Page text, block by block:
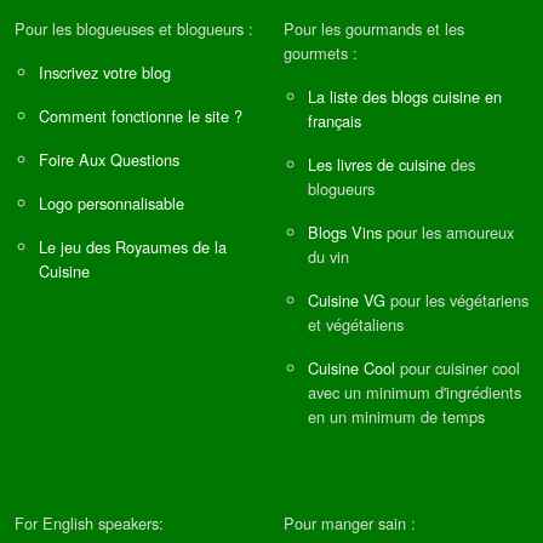
Pour les blogueuses et blogueurs :
Inscrivez votre blog
Comment fonctionne le site ?
Foire Aux Questions
Logo personnalisable
Le jeu des Royaumes de la
Cuisine
Pour les gourmands et les
gourmets :
La liste des blogs cuisine en
français
Les livres de cuisine des
blogueurs
Blogs Vins pour les amoureux
du vin
Cuisine VG pour les végétariens
et végétaliens
Cuisine Cool pour cuisiner cool
avec un minimum d'ingrédients
en un minimum de temps
For English speakers: Pour manger sain :